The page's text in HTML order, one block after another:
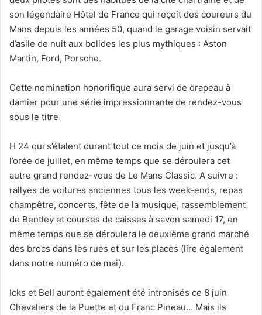
son légendaire Hôtel de France qui reçoit des coureurs du
Mans depuis les années 50, quand le garage voisin servait
d’asile de nuit aux bolides les plus mythiques : Aston
Martin, Ford, Porsche.
Cette nomination honorifique aura servi de drapeau à
damier pour une série impressionnante de rendez-vous
sous le titre
H 24 qui s’étalent durant tout ce mois de juin et jusqu’à
l’orée de juillet, en même temps que se déroulera cet
autre grand rendez-vous de Le Mans Classic. A suivre :
rallyes de voitures anciennes tous les week-ends, repas
champêtre, concerts, fête de la musique, rassemblement
de Bentley et courses de caisses à savon samedi 17, en
même temps que se déroulera le deuxième grand marché
des brocs dans les rues et sur les places (lire également
dans notre numéro de mai).
Icks et Bell auront également été intronisés ce 8 juin
Chevaliers de la Puette et du Franc Pineau… Mais ils